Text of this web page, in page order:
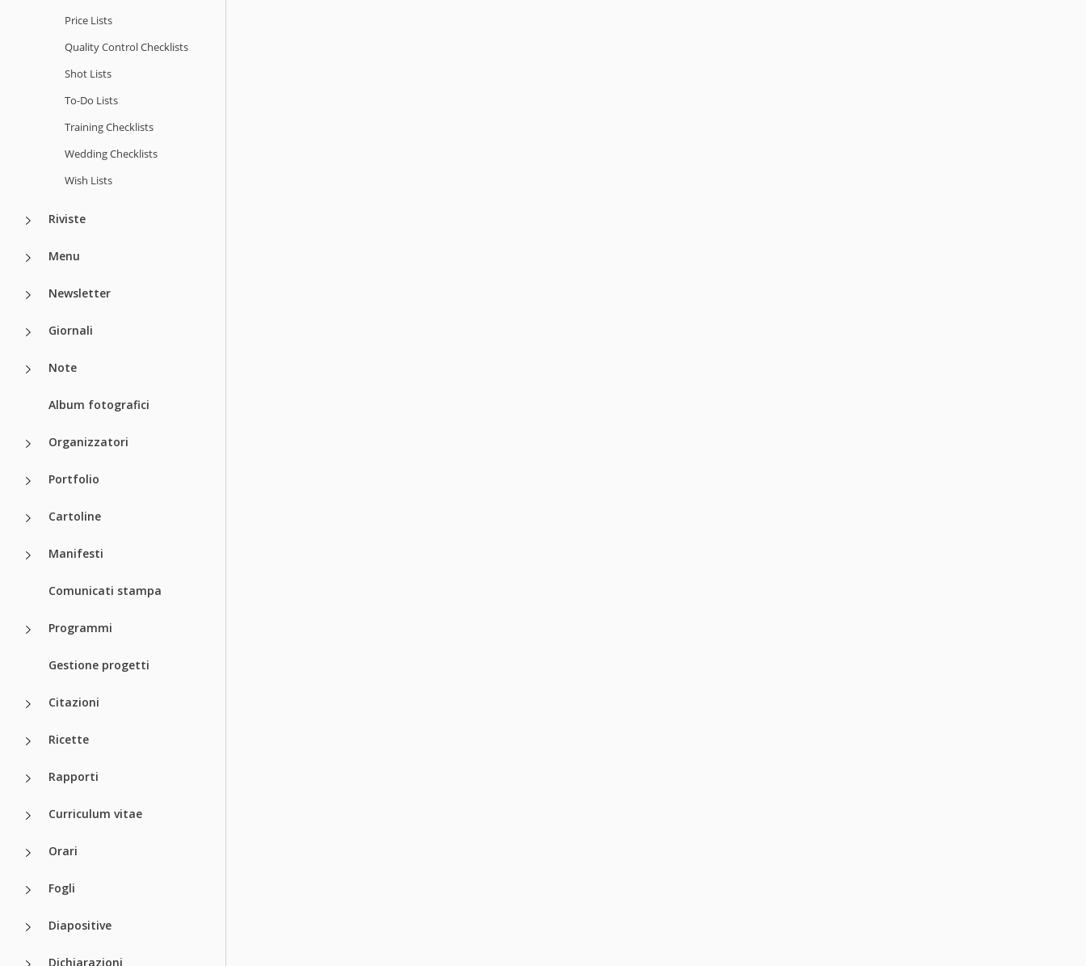
Price Lists
Quality Сontrol Checklists
Shot Lists
To-Do Lists
Training Checklists
Wedding Checklists
Wish Lists
Riviste
Menu
Newsletter
Giornali
Note
Album fotografici
Organizzatori
Portfolio
Cartoline
Manifesti
Comunicati stampa
Programmi
Gestione progetti
Citazioni
Ricette
Rapporti
Curriculum vitae
Orari
Fogli
Diapositive
Dichiarazioni